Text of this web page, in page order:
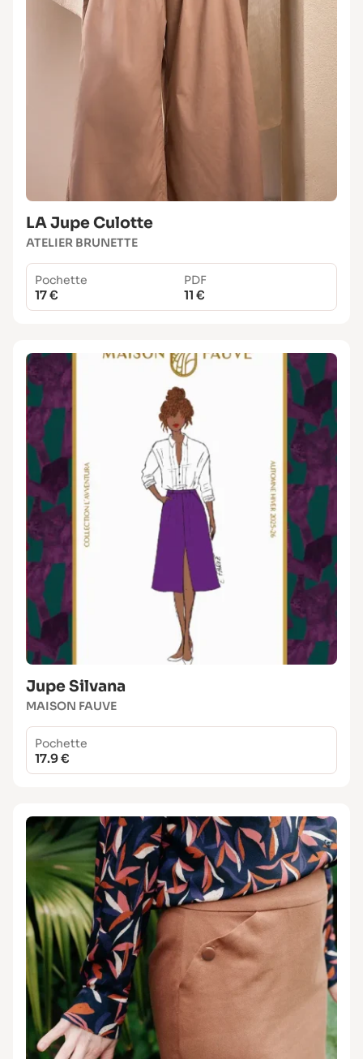
LA Jupe Culotte
ATELIER BRUNETTE
Pochette
17 €
PDF
11 €
Jupe Silvana
MAISON FAUVE
Pochette
17.9 €